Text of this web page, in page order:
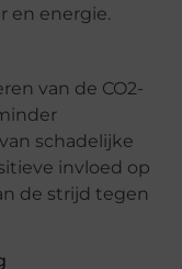
en energie.
van de CO2-
schadelijke
invloed op
de strijd tegen